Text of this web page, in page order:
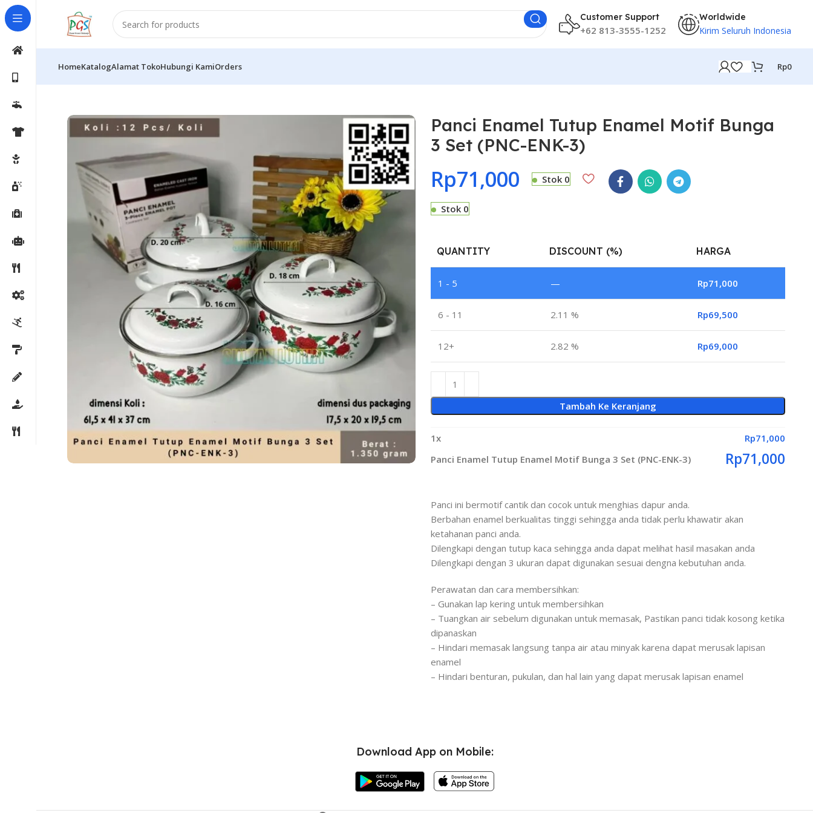
Customer Support
+62 813-3555-1252
Worldwide
Kirim Seluruh Indonesia
HomeKatalogAlamat TokoHubungi KamiOrders Rp0
Panci Enamel Tutup Enamel Motif Bunga
3 Set (PNC-ENK-3)
Rp71,000 Stok 0
Stok 0
QUANTITY DISCOUNT (%) HARGA
1 - 5 — Rp71,000
6 - 11 2.11 % Rp69,500
12+ 2.82 % Rp69,000
Tambah Ke Keranjang
1x Rp71,000
Panci Enamel Tutup Enamel Motif Bunga 3 Set (PNC-ENK-3)
Rp71,000
Panci ini bermotif cantik dan cocok untuk menghias dapur anda.
Berbahan enamel berkualitas tinggi sehingga anda tidak perlu khawatir akan
ketahanan panci anda.
Dilengkapi dengan tutup kaca sehingga anda dapat melihat hasil masakan anda
Dilengkapi dengan 3 ukuran dapat digunakan sesuai dengna kebutuhan anda.
Perawatan dan cara membersihkan:
– Gunakan lap kering untuk membersihkan
– Tuangkan air sebelum digunakan untuk memasak, Pastikan panci tidak kosong ketika
dipanaskan
– Hindari memasak langsung tanpa air atau minyak karena dapat merusak lapisan
enamel
– Hindari benturan, pukulan, dan hal lain yang dapat merusak lapisan enamel
Download App on Mobile: